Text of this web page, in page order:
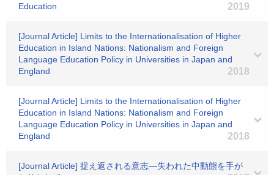
Education
2019
[Journal Article] Limits to the Internationalisation of Higher
Education in Island Nations: Nationalism and Foreign
Language Education Policy in Universities in Japan and
England
2018
[Journal Article] Limits to the Internationalisation of Higher
Education in Island Nations: Nationalism and Foreign
Language Education Policy in Universities in Japan and
England
2018
[Journal Article] 捉え返される意志―失われた中動態を手が